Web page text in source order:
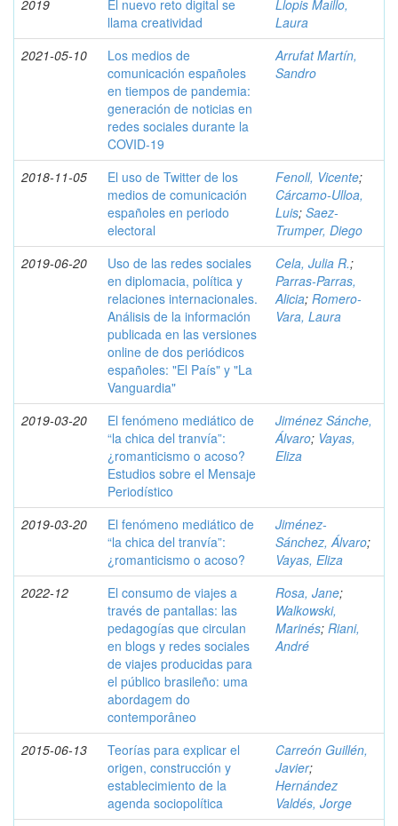
2019
El nuevo reto digital se
llama creatividad
Llopis Maillo,
Laura
2021-05-10
Los medios de
comunicación españoles
en tiempos de pandemia:
generación de noticias en
redes sociales durante la
COVID-19
Arrufat Martín,
Sandro
2018-11-05
El uso de Twitter de los
medios de comunicación
españoles en periodo
electoral
Fenoll, Vicente;
Cárcamo-Ulloa,
Luis; Saez-
Trumper, Diego
2019-06-20
Uso de las redes sociales
en diplomacia, política y
relaciones internacionales.
Análisis de la información
publicada en las versiones
online de dos periódicos
españoles: "El País" y "La
Vanguardia"
Cela, Julia R.;
Parras-Parras,
Alicia; Romero-
Vara, Laura
2019-03-20
El fenómeno mediático de
“la chica del tranvía”:
¿romanticismo o acoso?
Estudios sobre el Mensaje
Periodístico
Jiménez Sánche,
Álvaro; Vayas,
Eliza
2019-03-20
El fenómeno mediático de
“la chica del tranvía”:
¿romanticismo o acoso?
Jiménez-
Sánchez, Álvaro;
Vayas, Eliza
2022-12
El consumo de viajes a
través de pantallas: las
pedagogías que circulan
en blogs y redes sociales
de viajes producidas para
el público brasileño: uma
abordagem do
contemporâneo
Rosa, Jane;
Walkowski,
Marinés; Riani,
André
2015-06-13
Teorías para explicar el
origen, construcción y
establecimiento de la
agenda sociopolítica
Carreón Guillén,
Javier;
Hernández
Valdés, Jorge